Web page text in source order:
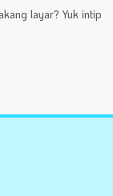
layar? Yuk intip